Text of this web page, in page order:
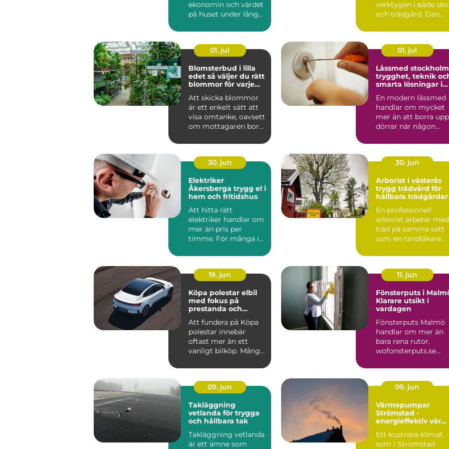
ekonomin och värdet
på huset under lång
v...
verktygen i både
och trädgård. Den
01. jul
Blomsterbud i lilla
edet så väljer du rätt
blommor för varje
Att skicka blommor
är ett enkelt sätt att
visa omtanke, oavsett
om mottagaren bor
01. jul
Låssmed stockholm
trygghet, teknik
smarta lösningar i
En modern låssmed
handlar om mycket
mer än att borra upp
dörrar när någon
arbe...
30. jun
Elektriker
Åkersberga trygg el i
hem och fritidshus
Att hitta rätt
elektriker handlar om
mer än pris per
timme. För många i
förutsät...
30. jun
Arborist i västerås
trygg trädvård för
hållbara trädgårdar
En professionell
arborist arbetar med
träd på samma sätt
som en tandläkare
tid...
19. jun
Köpa polestar elbil
med fokus på
prestanda och
Att fundera på Köpa
polestar innebär
oftast mer än ett
vanligt bilköp. Många
...
11. jun
Fönsterputs i
Klarare utsikt i
vardagen
Fönsterputs Malmö
handlar om mer än
bara rena rutor.
wofonsterputs.se
09. jun
Takläggning
vetlanda för trygga
och hållbara tak
Takläggning vetlanda
är ett ämne som
09. jun
Värmepumpar
Strömstad -
energieffektiv
Ett kustnära klimat
som i Strömstad